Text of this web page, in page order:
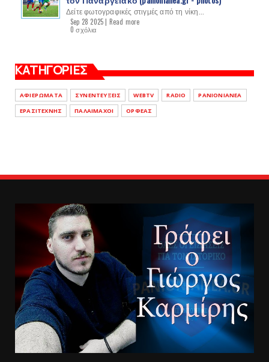
Δείτε φωτογραφικές στιγμές από τη νίκη...
Sep 28 2025 | Read more
0 σχόλια
ΚΑΤΗΓΟΡΙΕΣ
ΑΦΙΕΡΩΜΑΤΑ ΣΥΝΕΝΤΕΥΞΕΙΣ WEBTV RADIO
PANIONIANEA
ΕΡΑΣΙΤΕΧΝΗΣ
ΠΑΛΑΙΜΑΧΟΙ ΟΡΦΕΑΣ